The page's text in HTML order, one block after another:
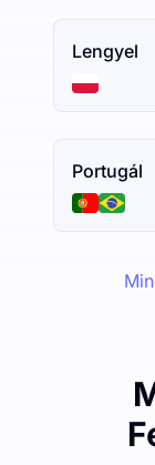
Lengyel
Portugál